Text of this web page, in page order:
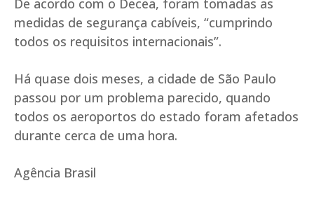
De acordo com o Decea, foram tomadas as
medidas de segurança cabíveis, “cumprindo
todos os requisitos internacionais”.
Há quase dois meses, a cidade de São Paulo
passou por um problema parecido, quando
todos os aeroportos do estado foram afetados
durante cerca de uma hora.
Agência Brasil